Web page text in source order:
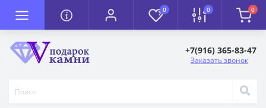
0 0 0
+7(916) 365-83-47
Заказать звонок